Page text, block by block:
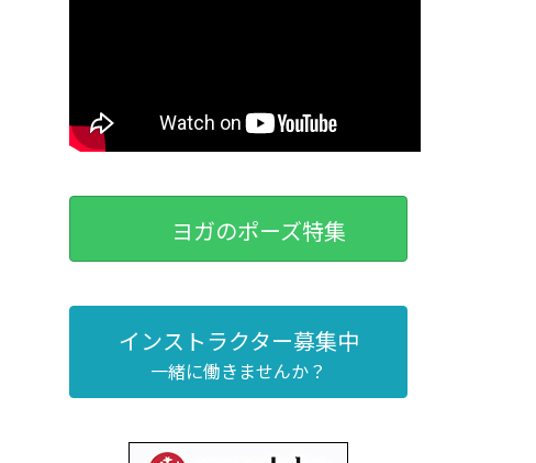
ヨガのポーズ特集
インストラクター募集中
一緒に働きませんか？